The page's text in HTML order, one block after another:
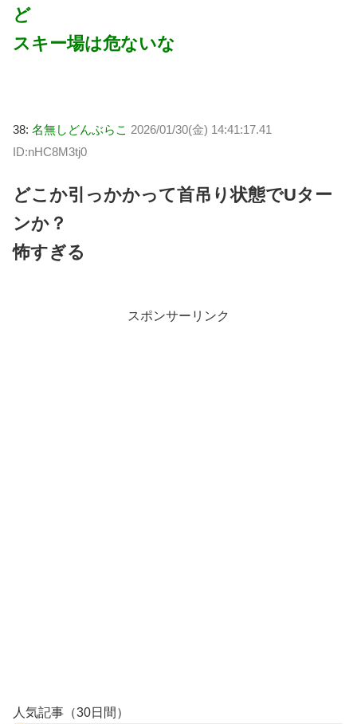
ど
スキー場は危ないな
38: 名無しどんぶらこ 2026/01/30(金) 14:41:17.41
ID:nHC8M3tj0
どこか引っかかって首吊り状態でUター
ンか？
怖すぎる
スポンサーリンク
人気記事（30日間）